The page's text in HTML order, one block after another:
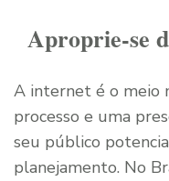
Aproprie-se
A internet é o meio
processo e uma
seu público
planejamento. No